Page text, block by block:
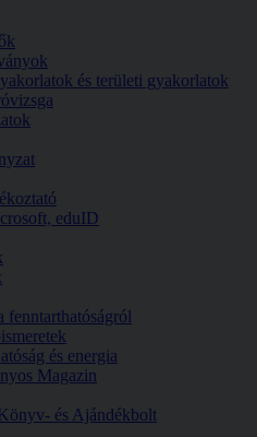
és területi gyakorlatok
eduID
és energia
Magazin
és Ajándékbolt